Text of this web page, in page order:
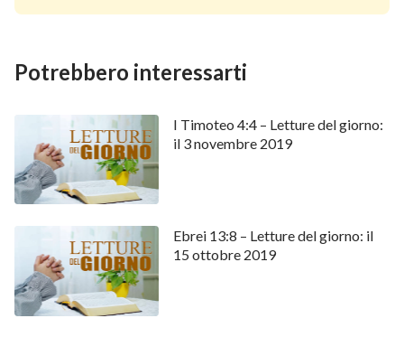
Potrebbero interessarti
I Timoteo 4:4 – Letture del giorno:
il 3 novembre 2019
Ebrei 13:8 – Letture del giorno: il
15 ottobre 2019